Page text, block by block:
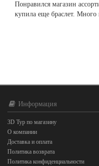
Понравился магазин
купила еще браслет.
Информация
3D Тур по магазину
О компании
Доставка и оплата
Политика возврата
Политика конфиденциальности